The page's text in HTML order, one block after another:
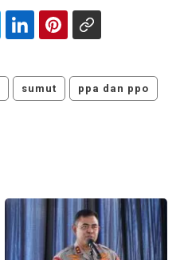
sumut ppa dan ppo